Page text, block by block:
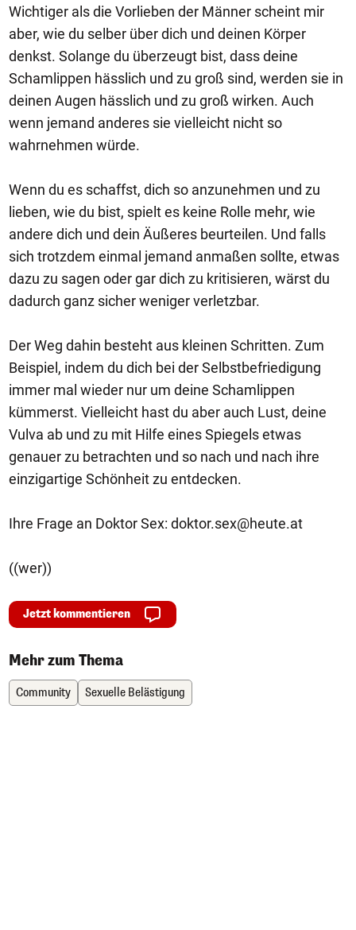
Wichtiger als die Vorlieben der Männer scheint mir
aber, wie du selber über dich und deinen Körper
denkst. Solange du überzeugt bist, dass deine
Schamlippen hässlich und zu groß sind, werden sie in
deinen Augen hässlich und zu groß wirken. Auch
wenn jemand anderes sie vielleicht nicht so
wahrnehmen würde.
Wenn du es schaffst, dich so anzunehmen und zu
lieben, wie du bist, spielt es keine Rolle mehr, wie
andere dich und dein Äußeres beurteilen. Und falls
sich trotzdem einmal jemand anmaßen sollte, etwas
dazu zu sagen oder gar dich zu kritisieren, wärst du
dadurch ganz sicher weniger verletzbar.
Der Weg dahin besteht aus kleinen Schritten. Zum
Beispiel, indem du dich bei der Selbstbefriedigung
immer mal wieder nur um deine Schamlippen
kümmerst. Vielleicht hast du aber auch Lust, deine
Vulva ab und zu mit Hilfe eines Spiegels etwas
genauer zu betrachten und so nach und nach ihre
einzigartige Schönheit zu entdecken.
Ihre Frage an Doktor Sex: doktor.sex@heute.at
((wer))
Jetzt kommentieren
Mehr zum Thema
Community Sexuelle Belästigung